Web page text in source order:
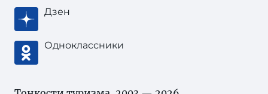
Дзен
Одноклассники